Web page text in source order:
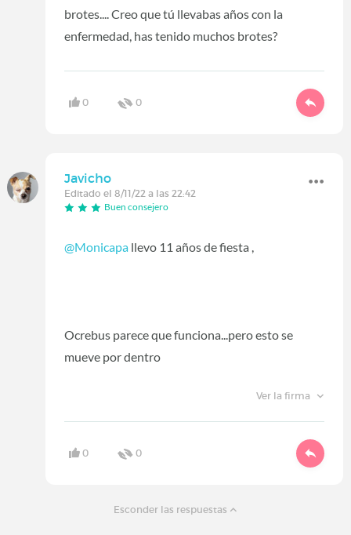
brotes.... Creo que tú llevabas años con la
enfermedad, has tenido muchos brotes?
0 0
Javicho
Editado el 8/11/22 a las 22:42
Buen consejero
@Monicapa llevo 11 años de fiesta ,
Ocrebus parece que funciona...pero esto se
mueve por dentro
Ver la firma
0 0
Esconder las respuestas